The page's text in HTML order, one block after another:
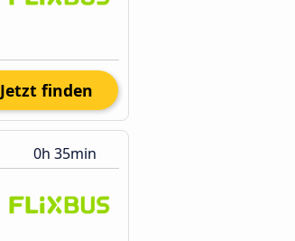
Jetzt finden
0h 35min